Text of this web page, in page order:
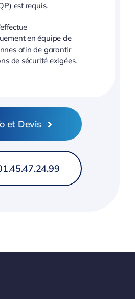
est requis.
en équipe de
afin de garantir
de sécurité exigées.
et Devis